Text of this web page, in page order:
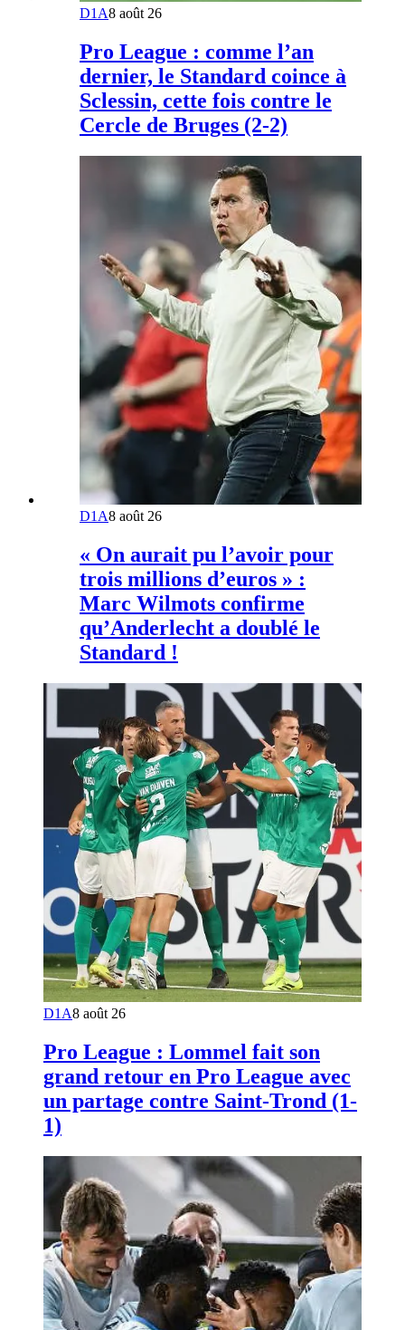
D1A8 août 26
Pro League : comme l’an
dernier, le Standard coince à
Sclessin, cette fois contre le
Cercle de Bruges (2-2)
D1A8 août 26
« On aurait pu l’avoir pour
trois millions d’euros » :
Marc Wilmots confirme
qu’Anderlecht a doublé le
Standard !
D1A8 août 26
Pro League : Lommel fait son
grand retour en Pro League avec
un partage contre Saint-Trond (1-
1)